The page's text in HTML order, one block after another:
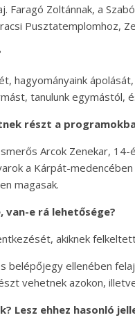
Faragó Zoltánnak, a
Pusztatemplomhoz,
hagyományaink
tanulunk
részt a
Arcok Zenekar,
a Kárpát-
magasak.
van-e rá lehetősége?
akiknek
belépőjegy ellenében
vehetnek azokon,
Lesz ehhez hasonló